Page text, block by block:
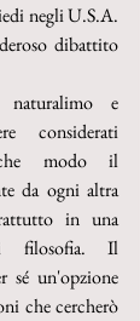
negli U.S.A.
dibattito
e
considerati
modo il
da ogni altra
in una
filosofia. Il
sé un'opzione
che cercherò